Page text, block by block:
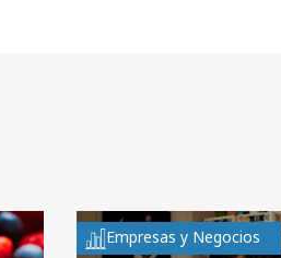
Empresas y Negocios